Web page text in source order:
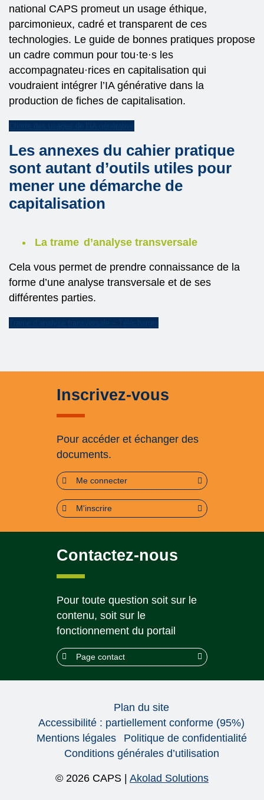
national CAPS promeut un usage éthique,
parcimonieux, cadré et transparent de ces
technologies. Le guide de bonnes pratiques propose
un cadre commun pour tou·te·s les
accompagnateu·rices en capitalisation qui
voudraient intégrer l’IA générative dans la
production de fiches de capitalisation.
Charte des usages de l’IA générative
Les annexes du cahier pratique
sont autant d’outils utiles pour
mener une démarche de
capitalisation
La trame d’analyse transversale
Cela vous permet de prendre connaissance de la
forme d’une analyse transversale et de ses
différentes parties.
Trame d’analyse transversale – Télécharger
Inscrivez-vous
Pour accéder et échanger des
documents.
Me connecter
M'inscrire
Contactez-nous
Pour toute question soit sur le
contenu, soit sur le
fonctionnement du portail
Page contact
Plan du site
Accessibilité : partiellement conforme (95%)
Mentions légales
Politique de confidentialité
Conditions générales d’utilisation
© 2026 CAPS | Akolad Solutions